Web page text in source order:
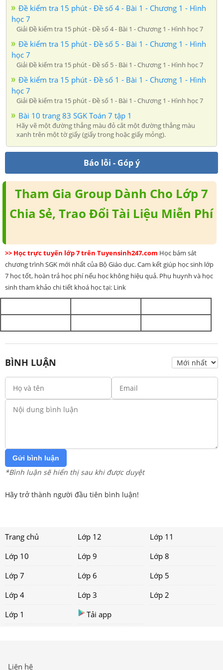
Đề kiểm tra 15 phút - Đề số 4 - Bài 1 - Chương 1 - Hình
học 7
Giải Đề kiểm tra 15 phút - Đề số 4 - Bài 1 - Chương 1 - Hình học 7
Đề kiểm tra 15 phút - Đề số 5 - Bài 1 - Chương 1 - Hình
học 7
Giải Đề kiểm tra 15 phút - Đề số 5 - Bài 1 - Chương 1 - Hình học 7
Đề kiểm tra 15 phút - Đề số 1 - Bài 1 - Chương 1 - Hình
học 7
Giải Đề kiểm tra 15 phút - Đề số 1 - Bài 1 - Chương 1 - Hình học 7
Bài 10 trang 83 SGK Toán 7 tập 1
Hãy vẽ một đường thẳng màu đỏ cắt một đường thẳng màu
xanh trên một tờ giấy (giấy trong hoặc giấy mỏng).
Báo lỗi - Góp ý
Tham Gia Group Dành Cho Lớp 7
Chia Sẻ, Trao Đổi Tài Liệu Miễn Phí
>> Học trực tuyến lớp 7 trên Tuyensinh247.com Học bám sát
chương trình SGK mới nhất của Bộ Giáo dục. Cam kết giúp học sinh lớp
7 học tốt, hoàn trả học phí nếu học không hiệu quả. Phụ huynh và học
sinh tham khảo chi tiết khoá học tại: Link
BÌNH LUẬN
Gửi bình luận
*Bình luận sẽ hiển thị sau khi được duyệt
Hãy trở thành người đầu tiên bình luận!
Trang chủ Lớp 12
Lớp 11
Lớp 10
Lớp 9
Lớp 8
Lớp 7
Lớp 6
Lớp 5
Lớp 4
Lớp 3
Lớp 2
Lớp 1
Tải app
Liên hệ